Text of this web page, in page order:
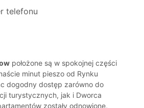
telefonu
położone są w spokojnej części
minut pieszo od Rynku
dogodny dostęp zarówno do
turystycznych, jak i Dworca
zostały odnowione,